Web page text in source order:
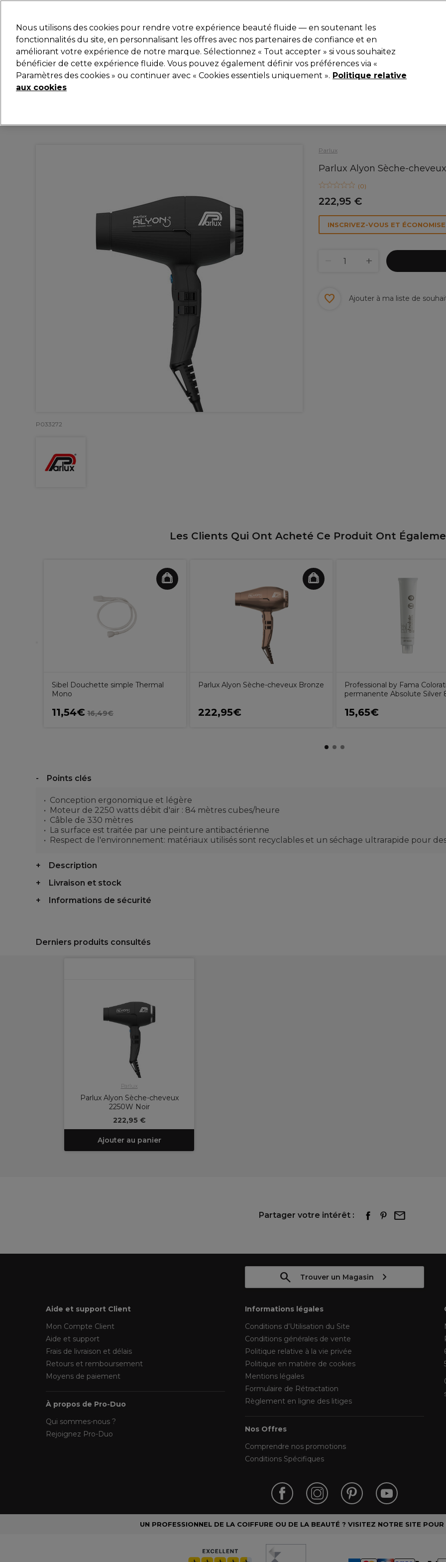
Rechercher
Marques Bons plans Coiffure Electro et Matériel Equipement de salon Beauté Hommes
Livraison et délais
Parlux
Parlux Alyon Sèche-
(0)
222,95 €
P033272
INSCRIVEZ-VOUS ET
Ajouter à ma liste de
Les Clients Qui Ont Acheté Ce Produit Ont
Sibel Douchette simple Thermal
Mono
11,54€ 16,49€
Parlux Alyon Sèche-cheveux Bronze
222,95€
Professional by Fama
permanente Absolute Silver
15,65€
Points clés
Conception ergonomique et légère
Moteur de 2250 watts débit d'air : 84 mètres cubes/heure
Câble de 330 mètres
La surface est traitée par une peinture antibactérienne
Respect de l'environnement: matériaux utilisés sont recyclables et un séchage ultrarapide pour
Description
Livraison et stock
Informations de sécurité
Derniers produits consultés
Parlux
Parlux Alyon Sèche-cheveux
2250W Noir
222,95 €
Ajouter au panier
Partager votre intérêt :
Trouver un Magasin
Aide et support Client
Mon Compte Client
Aide et support
Frais de livraison et délais
Retours et remboursement
Moyens de paiement
À propos de Pro-Duo
Qui sommes-nous ?
Rejoignez Pro-Duo
Informations légales
Conditions d’Utilisation du Site
Conditions générales de vente
Politique relative à la vie privée
Politique en matière de cookies
Mentions légales
Formulaire de Rétractation
Règlement en ligne des litiges
Nos Offres
Comprendre nos promotions
Conditions Spécifiques
UN PROFESSIONNEL DE LA COIFFURE OU DE LA BEAUTÉ ? VISITEZ NOTRE SITE POUR
Nous utilisons des cookies pour rendre votre expérience beauté fluide — en soutenant les
fonctionnalités du site, en personnalisant les offres avec nos partenaires de confiance et en
améliorant votre expérience de notre marque. Sélectionnez « Tout accepter » si vous souhaitez
bénéficier de cette expérience fluide. Vous pouvez également définir vos préférences via «
Paramètres des cookies » ou continuer avec « Cookies essentiels uniquement ». Politique relative
aux cookies